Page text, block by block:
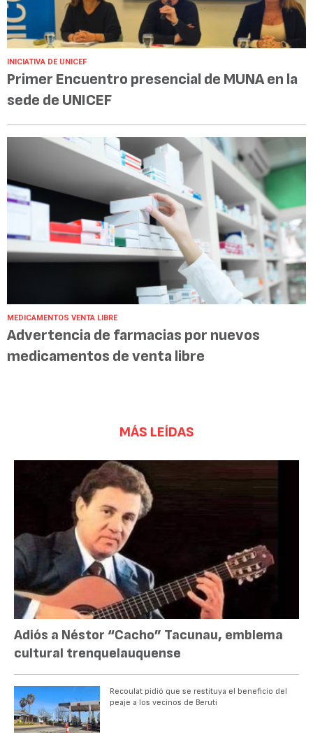
INICIATIVA DE UNICEF
Primer Encuentro presencial de MUNA en la
sede de UNICEF
MEDICAMENTOS VENTA LIBRE
Advertencia de farmacias por nuevos
medicamentos de venta libre
MÁS LEÍDAS
Adiós a Néstor “Cacho” Tacunau, emblema
cultural trenquelauquense
Recoulat pidió que se restituya el beneficio del
peaje a los vecinos de Beruti